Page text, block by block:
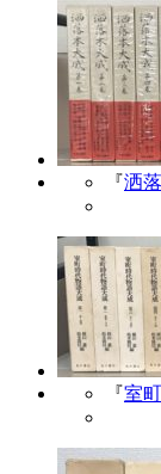
『洒
『室